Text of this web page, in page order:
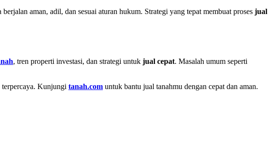
aman, adil, dan sesuai aturan hukum. Strategi yang tepat membuat proses jual
, tren properti investasi, dan strategi untuk jual cepat. Masalah umum seperti
terpercaya. Kunjungi tanah.com untuk bantu jual tanahmu dengan cepat dan aman.